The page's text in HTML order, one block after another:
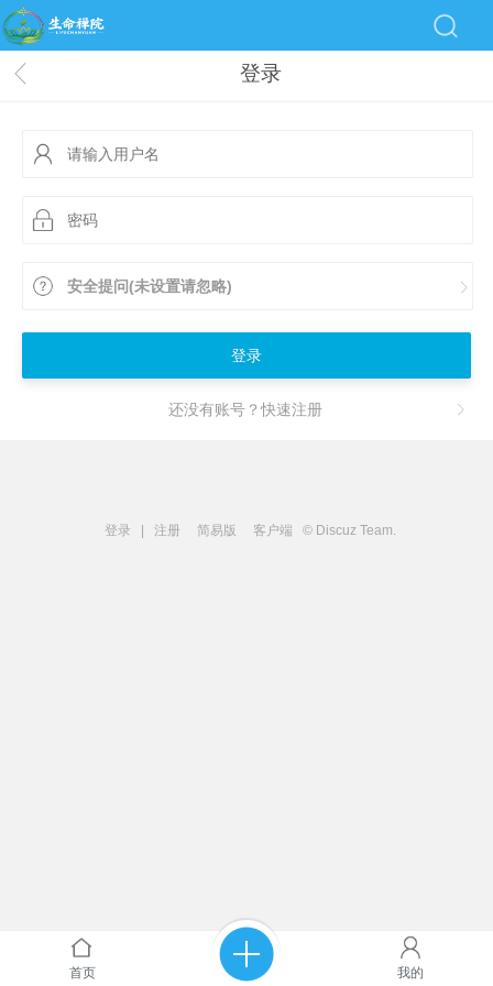
登录
安全提问(未设置请忽略)
登录
还没有账号？快速注册
登录 注册 简易版 客户端 © Discuz Team.
首页 我的